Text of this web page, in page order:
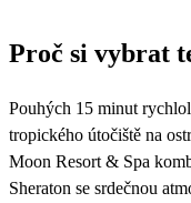
47 559 53 999
Proč si vybrat
Pouhých 15 minut
tropického útočiště na
Moon Resort & Spa
Sheraton se srdečnou